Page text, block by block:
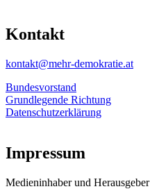
Kontakt
kontakt@mehr-demokratie.at
Bundesvorstand
Grundlegende Richtung
Datenschutzerklärung
Impressum
Medieninhaber und Herausgeber